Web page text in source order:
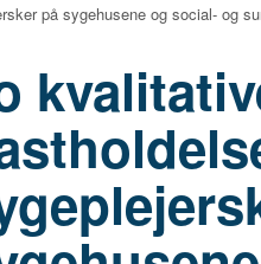
på sygehusene og social- og